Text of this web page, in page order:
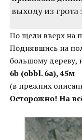
выходу из
По щели вверх на
Поднявшись на
большому дереву,
6b (obbl. 6a), 45м
(в прежних
Осторожно! На